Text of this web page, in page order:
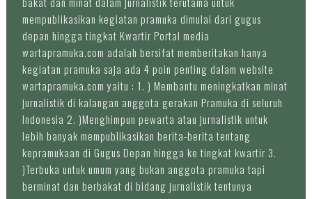
mempublikasikan kegiatan pramuka dimulai dari gugus
depan hingga tingkat Kwartir Portal media
wartapramuka.com adalah bersifat memberitakan hanya
kegiatan pramuka saja ada 4 poin penting dalam website
wartapramuka.com yaitu : 1. ) Membantu meningkatkan minat
jurnalistik di kalangan anggota gerakan Pramuka di seluruh
Indonesia 2. )Menghimpun pewarta atau jurnalistik untuk
lebih banyak mempublikasikan berita-berita tentang
kepramukaan di Gugus Depan hingga ke tingkat kwartir 3.
)Terbuka untuk umum yang bukan anggota pramuka tapi
berminat dan berbakat di bidang jurnalistik tentunya